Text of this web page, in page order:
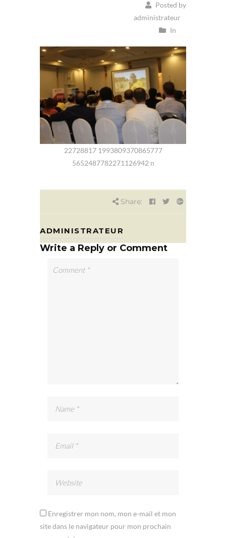
Posted by
administrateur
In
22728817 1993809370865777
5652487782271126942 n
Share:
ADMINISTRATEUR
Write a Reply or Comment
Enregistrer mon nom, mon e-mail et mon
site dans le navigateur pour mon prochain